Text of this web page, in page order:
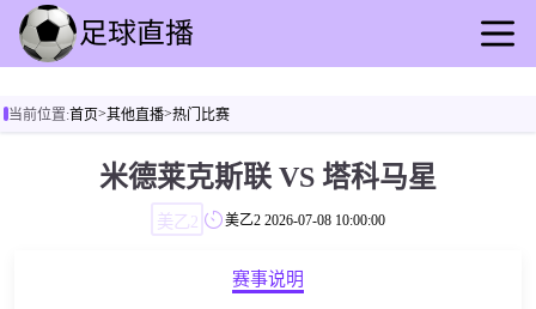
足球直播
当前位置:首页>其他直播>热门比赛
米德莱克斯联 VS 塔科马星
美乙2 美乙2 2026-07-08 10:00:00
赛事说明